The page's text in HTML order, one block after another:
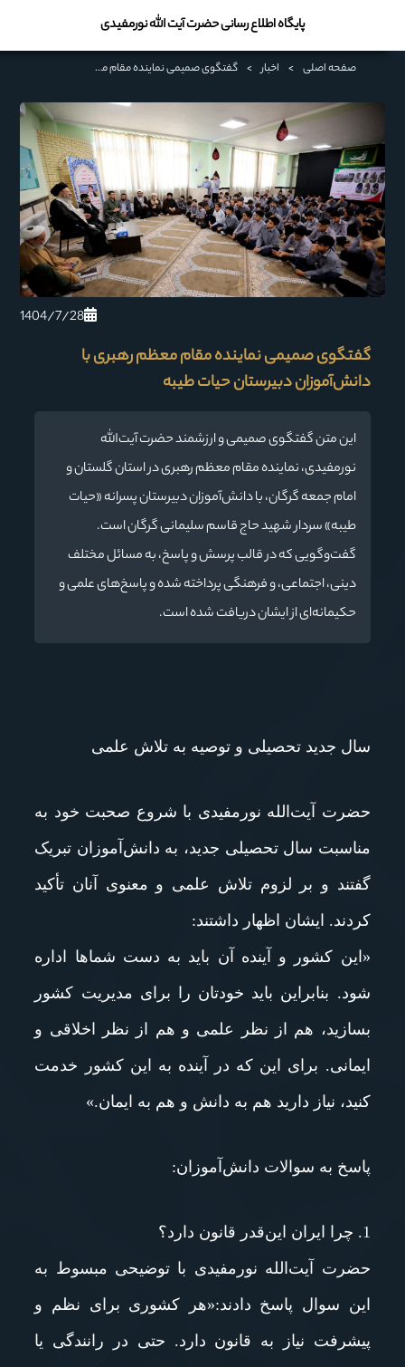
پایگاه اطلاع رسانی حضرت آیت الله نورمفیدی
صفحه اصلی > اخبار > گفتگوی صمیمی نماینده مقام معظم رهبری با دانش‌آموزان دبیرستان حیات طیبه
1404/7/28
گفتگوی صمیمی نماینده مقام معظم رهبری با
دانش‌آموزان دبیرستان حیات طیبه
این متن گفتگوی صمیمی و ارزشمند حضرت آیت‌الله
نورمفیدی، نماینده مقام معظم رهبری در استان گلستان و
امام جمعه گرگان، با دانش‌آموزان دبیرستان پسرانه «حیات
طیبه» سردار شهید حاج قاسم سلیمانی گرگان است.
گفت‌وگویی که در قالب پرسش و پاسخ، به مسائل مختلف
دینی، اجتماعی، و فرهنگی پرداخته شده و پاسخ‌های علمی و
حکیمانه‌ای از ایشان دریافت شده است.
سال جدید تحصیلی و توصیه به تلاش علمی
حضرت آیت‌الله نورمفیدی با شروع صحبت خود به
مناسبت سال تحصیلی جدید، به دانش‌آموزان تبریک
گفتند و بر لزوم تلاش علمی و معنوی آنان تأکید
کردند. ایشان اظهار داشتند:
«این کشور و آینده آن باید به دست شماها اداره
شود. بنابراین باید خودتان را برای مدیریت کشور
بسازید، هم از نظر علمی و هم از نظر اخلاقی و
ایمانی. برای این که در آینده به این کشور خدمت
کنید، نیاز دارید هم به دانش و هم به ایمان.»
پاسخ به سوالات دانش‌آموزان:
1. چرا ایران این‌قدر قانون دارد؟
حضرت آیت‌الله نورمفیدی با توضیحی مبسوط به
این سوال پاسخ دادند:«هر کشوری برای نظم و
پیشرفت نیاز به قانون دارد. حتی در رانندگی یا